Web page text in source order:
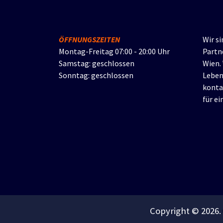
ÖFFNUNGSZEITEN
Montag-Freitag 07:00 - 20:00 Uhr
Samstag: geschlossen
Sonntag: geschlossen
Wir
Wien.
für
Copyright ©